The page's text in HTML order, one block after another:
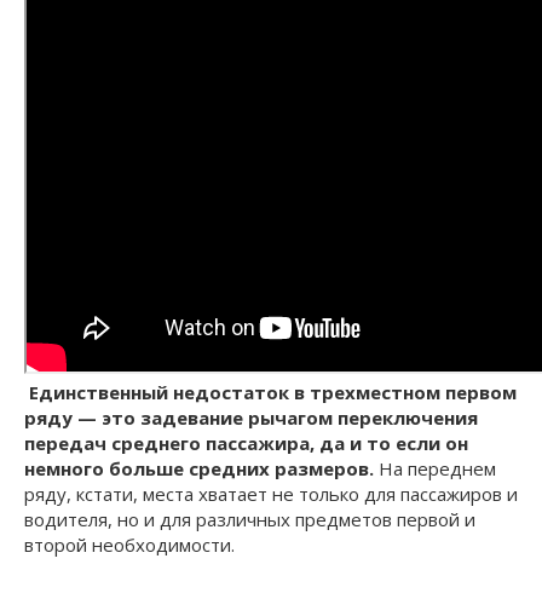
Единственный недостаток в трехместном первом
ряду — это задевание рычагом переключения
передач среднего пассажира, да и то если он
немного больше средних размеров. На переднем
ряду, кстати, места хватает не только для пассажиров и
водителя, но и для различных предметов первой и
второй необходимости.